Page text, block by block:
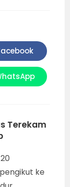
Opens
in
a
new
window
Opens
in
Terekam
ke